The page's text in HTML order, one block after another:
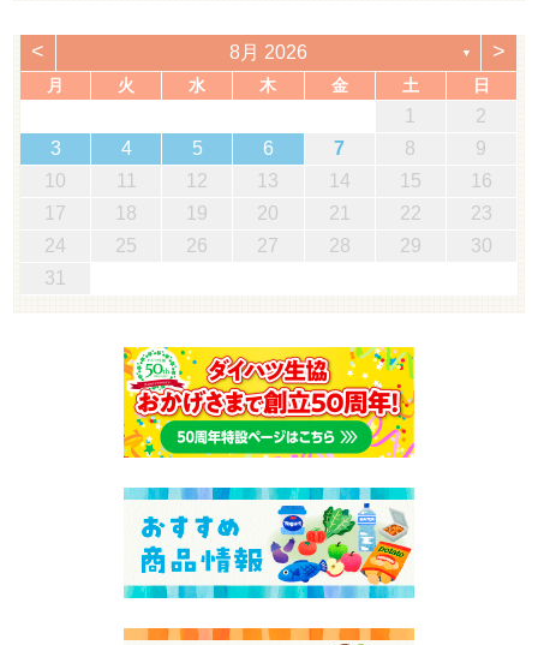
< 8月 2026 ▼ >
月 火 水 木 金 土 日
1
2
3
4 5 6 7 8
9
10
11 12 13 14 15
16
17
18 19 20 21 22
23
24
25 26 27 28 29
30
31